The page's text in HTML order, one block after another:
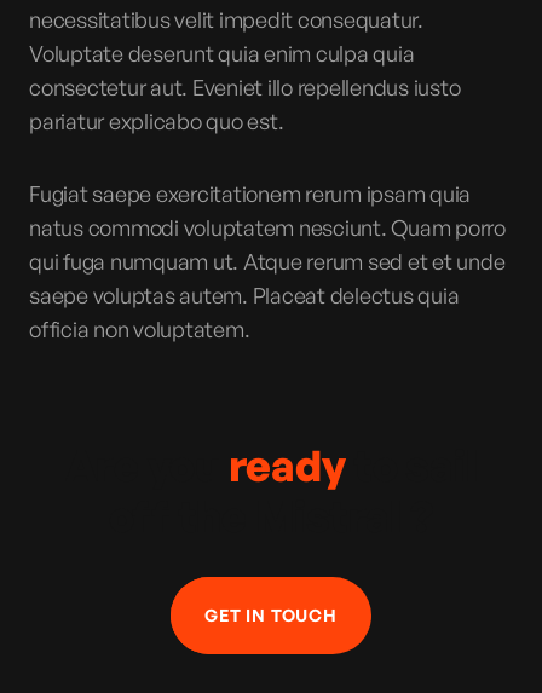
necessitatibus velit impedit consequatur.
Voluptate deserunt quia enim culpa quia
consectetur aut. Eveniet illo repellendus iusto
pariatur explicabo quo est.
Fugiat saepe exercitationem rerum ipsam quia
natus commodi voluptatem nesciunt. Quam porro
qui fuga numquam ut. Atque rerum sed et et unde
saepe voluptas autem. Placeat delectus quia
officia non voluptatem.
readyto sail
GET IN TOUCH